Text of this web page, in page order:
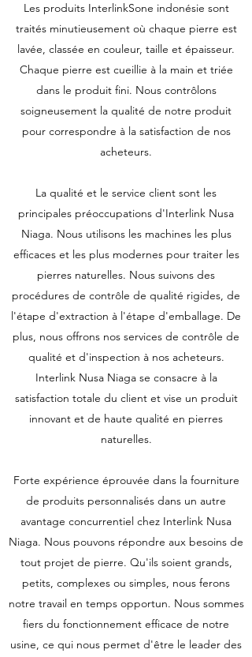
Les produits InterlinkSone indonésie sont
traités minutieusement où chaque pierre est
lavée, classée en couleur, taille et épaisseur.
Chaque pierre est cueillie à la main et triée
dans le produit fini. Nous contrôlons
soigneusement la qualité de notre produit
pour correspondre à la satisfaction de nos
acheteurs.
La qualité et le service client sont les
principales préoccupations d'Interlink Nusa
Niaga. Nous utilisons les machines les plus
efficaces et les plus modernes pour traiter les
pierres naturelles. Nous suivons des
procédures de contrôle de qualité rigides, de
l'étape d'extraction à l'étape d'emballage. De
plus, nous offrons nos services de contrôle de
qualité et d'inspection à nos acheteurs.
Interlink Nusa Niaga se consacre à la
satisfaction totale du client et vise un produit
innovant et de haute qualité en pierres
naturelles.
Forte expérience éprouvée dans la fourniture
de produits personnalisés dans un autre
avantage concurrentiel chez Interlink Nusa
Niaga. Nous pouvons répondre aux besoins de
tout projet de pierre. Qu'ils soient grands,
petits, complexes ou simples, nous ferons
notre travail en temps opportun. Nous sommes
fiers du fonctionnement efficace de notre
usine, ce qui nous permet d'être le leader des